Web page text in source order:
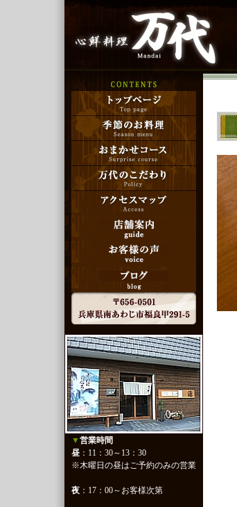
▼営業時間
昼 ：11：30～13：30
※木曜日の昼はご予約のみの営業
夜 ：17：00～お客様次第